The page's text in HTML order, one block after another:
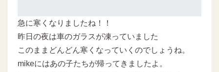
急に寒くなりましたね！！
昨日の夜は車のガラスが凍っていました
このままどんどん寒くなっていくのでしょうね。
mikeにはあの子たちが帰ってきましたよ。